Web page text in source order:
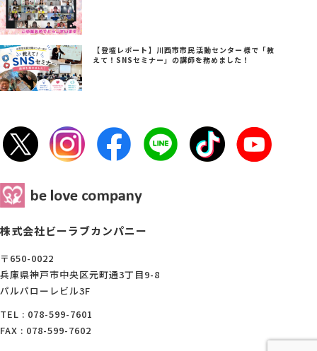
【登壇レポート】川西市市民活動センター様で「教
えて！SNSセミナー」の講師を務めました！
株式会社ビーラブカンパニー
〒650-0022
兵庫県神戸市中央区元町通3丁目9-8
パルパローレビル3F
TEL : 078-599-7601
FAX : 078-599-7602